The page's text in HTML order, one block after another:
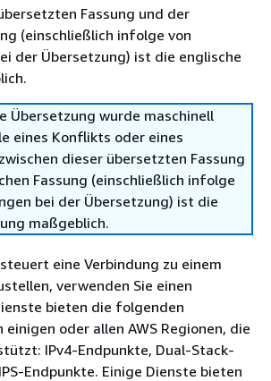
Fassung und der
(einschließlich infolge von
der Übersetzung) ist die englische
Übersetzung wurde maschinell
eines Konflikts oder eines
dieser übersetzten Fassung
Fassung (einschließlich infolge
bei der Übersetzung) ist die
maßgeblich.
eine Verbindung zu einem
verwenden Sie einen
bieten die folgenden
oder allen AWS Regionen, die
IPv4-Endpunkte, Dual-Stack-
Endpunkte. Einige Dienste bieten